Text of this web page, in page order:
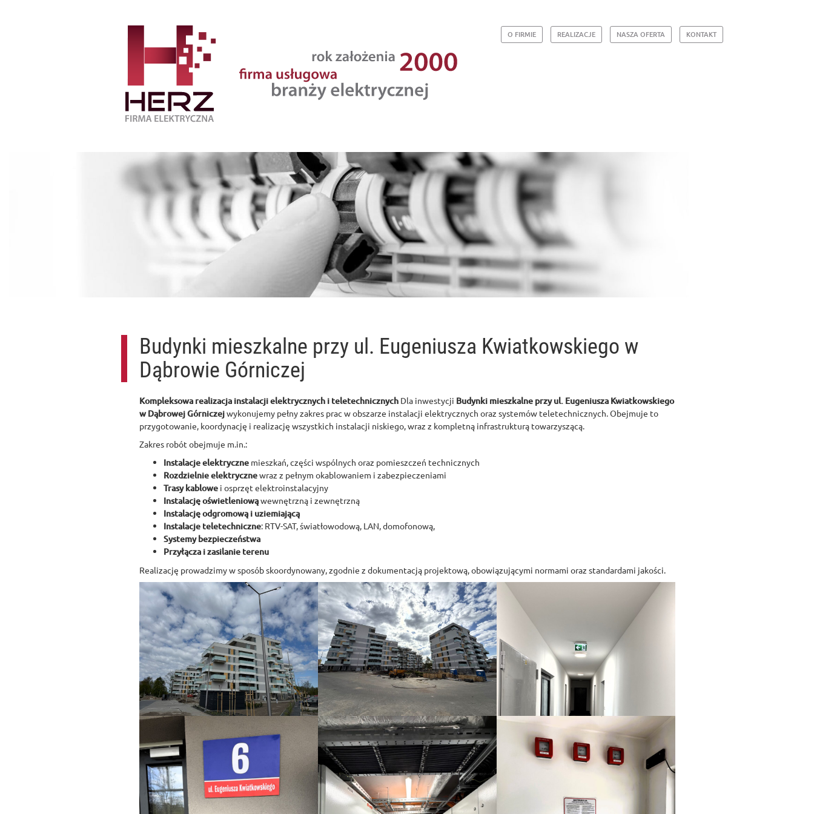
O FIRMIE REALIZACJE NASZA OFERTA KONTAKT
Budynki mieszkalne przy ul. Eugeniusza Kwiatkowskiego w
Dąbrowie Górniczej
Kompleksowa realizacja instalacji elektrycznych i teletechnicznychDla inwestycji Budynki mieszkalne przy ul. Eugeniusza Kwiatkowskiego
w Dąbrowej Górniczejwykonujemy pełny zakres prac w obszarze instalacji elektrycznych oraz systemów teletechnicznych. Obejmuje to
przygotowanie, koordynację i realizację wszystkich instalacji niskiego, wraz z kompletną infrastrukturą towarzyszącą.
Zakres robót obejmuje m.in.:
Instalacje elektrycznemieszkań, części wspólnych oraz pomieszczeń technicznych
Rozdzielnie elektrycznewraz z pełnym okablowaniem i zabezpieczeniami
Trasy kablowei osprzęt elektroinstalacyjny
Instalację oświetleniowąwewnętrzną i zewnętrzną
Instalację odgromową i uziemiającą
Instalacje teletechniczne: RTV-SAT, światłowodową, LAN, domofonową,
Systemy bezpieczeństwa
Przyłącza i zasilanie terenu
Realizację prowadzimy w sposób skoordynowany, zgodnie z dokumentacją projektową, obowiązującymi normami oraz standardami jakości.